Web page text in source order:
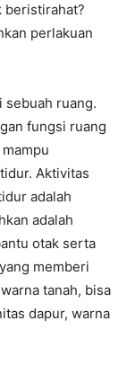
beristirahat?
perlakuan
sebuah ruang.
fungsi ruang
Aktivitas
adalah
adalah
otak serta
memberi
tanah, bisa
dapur, warna